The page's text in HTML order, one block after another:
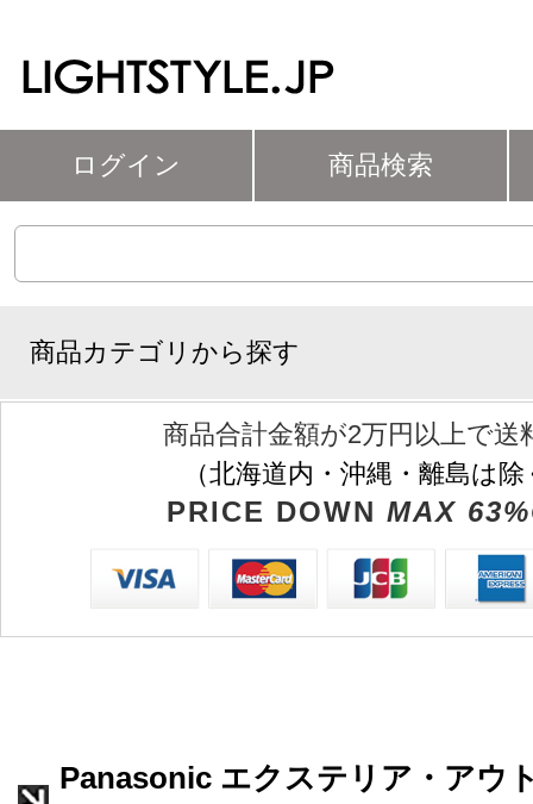
ログイン 商品検索
商品カテゴリから探す
商品合計金額が2万円以上で送
（北海道内・沖縄・離島は
PRICE DOWN MAX
Panasonic エクステリア・アウ